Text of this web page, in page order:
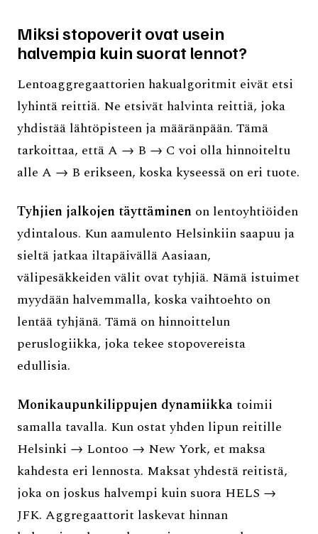
Miksi stopoverit ovat usein
halvempia kuin suorat lennot?
Lentoaggregaattorien hakualgoritmit eivät etsi
lyhintä reittiä. Ne etsivät halvinta reittiä, joka
yhdistää lähtöpisteen ja määränpään. Tämä
tarkoittaa, että A → B → C voi olla hinnoiteltu
alle A → B erikseen, koska kyseessä on eri tuote.
Tyhjien jalkojen täyttäminen on lentoyhtiöiden
ydintalous. Kun aamulento Helsinkiin saapuu ja
sieltä jatkaa iltapäivällä Aasiaan,
välipesäkkeiden välit ovat tyhjiä. Nämä istuimet
myydään halvemmalla, koska vaihtoehto on
lentää tyhjänä. Tämä on hinnoittelun
peruslogiikka, joka tekee stopovereista
edullisia.
Monikaupunkilippujen dynamiikka toimii
samalla tavalla. Kun ostat yhden lipun reitille
Helsinki → Lontoo → New York, et maksa
kahdesta eri lennosta. Maksat yhdestä reitistä,
joka on joskus halvempi kuin suora HELS →
JFK. Aggregaattorit laskevat hinnan